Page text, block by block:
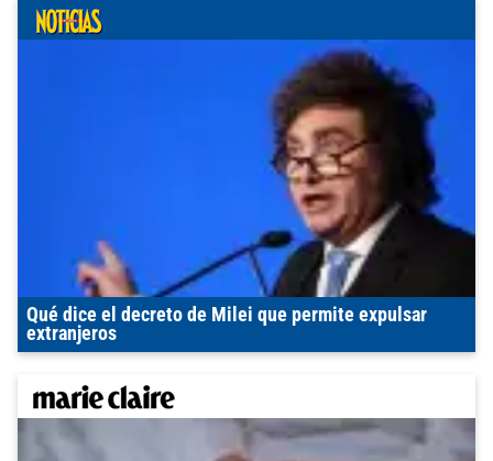
Qué dice el decreto de Milei que permite expulsar
extranjeros